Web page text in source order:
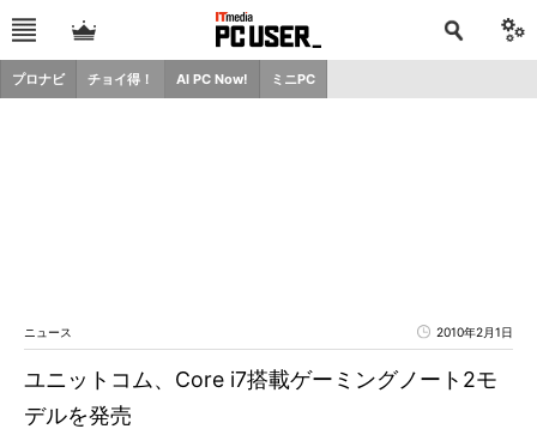
プロナビ チョイ得！ AI PC Now! ミニPC
ニュース 2010年2月1日
ユニットコム、Core i7搭載ゲーミングノート2モ
デルを発売